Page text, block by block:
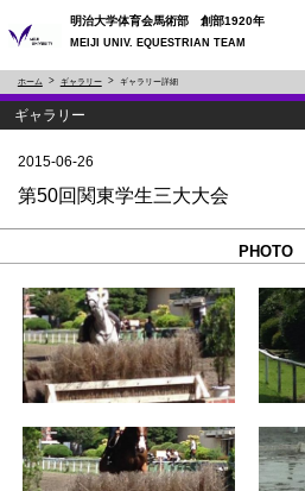
明治大学体育会馬術部 創部1920年
MEIJI UNIV. EQUESTRIAN TEAM
ホーム ギャラリー ギャラリー詳細
ギャラリー
2015-06-26
第50回関東学生三大大会
PHOTO